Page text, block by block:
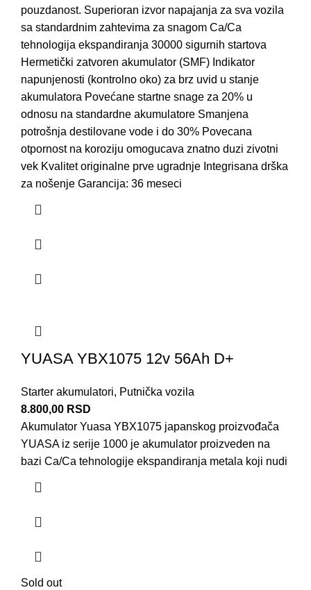
pouzdanost. Superioran izvor napajanja za sva vozila
sa standardnim zahtevima za snagom Ca/Ca
tehnologija ekspandiranja 30000 sigurnih startova
Hermetički zatvoren akumulator (SMF) Indikator
napunjenosti (kontrolno oko) za brz uvid u stanje
akumulatora Povećane startne snage za 20% u
odnosu na standardne akumulatore Smanjena
potrošnja destilovane vode i do 30% Povecana
otpornost na koroziju omogucava znatno duzi zivotni
vek Kvalitet originalne prve ugradnje Integrisana drška
za nošenje Garancija: 36 meseci
YUASA YBX1075 12v 56Ah D+
Starter akumulatori, Putnička vozila
8.800,00 RSD
Akumulator Yuasa YBX1075 japanskog proizvođača
YUASA iz serije 1000 je akumulator proizveden na
bazi Ca/Ca tehnologije ekspandiranja metala koji nudi
Sold out